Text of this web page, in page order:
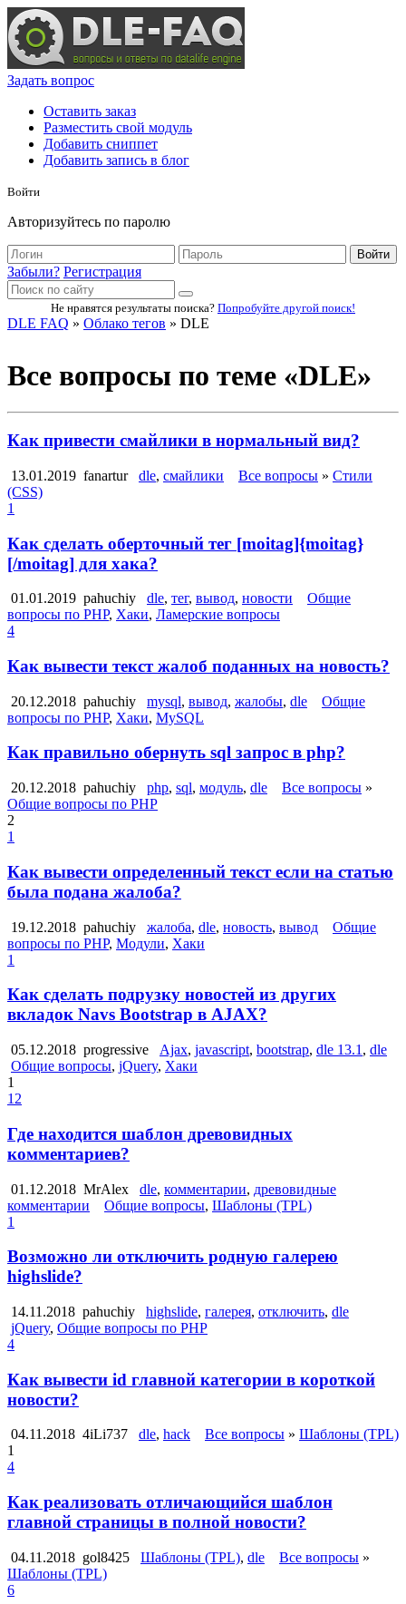
Задать вопрос
Оставить заказ
Разместить свой модуль
Добавить сниппет
Добавить запись в блог
Войти
Авторизуйтесь по паролю
Войти
Забыли? Регистрация
Не нравятся результаты поиска? Попробуйте другой поиск!
DLE FAQ » Облако тегов » DLE
Все вопросы по теме «DLE»
Как привести смайлики в нормальный вид?
13.01.2019 fanartur dle, смайлики Все вопросы » Стили
(CSS)
1
Как сделать оберточный тег [moitag]{moitag}
[/moitag] для хака?
01.01.2019 pahuchiy dle, тег, вывод, новости
Общие
вопросы по PHP, Хаки, Ламерские вопросы
4
Как вывести текст жалоб поданных на новость?
20.12.2018 pahuchiy mysql, вывод, жалобы, dle
Общие
вопросы по PHP, Хаки, MySQL
Как правильно обернуть sql запрос в php?
20.12.2018 pahuchiy php, sql, модуль, dle Все вопросы »
Общие вопросы по PHP
2
1
Как вывести определенный текст если на статью
была подана жалоба?
19.12.2018 pahuchiy жалоба, dle, новость, вывод
Общие
вопросы по PHP, Модули, Хаки
1
Как сделать подрузку новостей из других
вкладок Navs Bootstrap в AJAX?
05.12.2018 progressive Ajax, javascript, bootstrap, dle 13.1 , dle
Общие вопросы, jQuery, Хаки
1
12
Где находится шаблон древовидных
комментариев?
01.12.2018 MrAlex dle, комментарии, древовидные
комментарии
Общие вопросы, Шаблоны (TPL)
1
Возможно ли отключить родную галерею
highslide?
14.11.2018 pahuchiy highslide, галерея, отключить, dle
jQuery, Общие вопросы по PHP
4
Как вывести id главной категории в короткой
новости?
04.11.2018 4iLi737 dle, hack Все вопросы » Шаблоны (TPL)
1
4
Как реализовать отличающийся шаблон
главной страницы в полной новости?
04.11.2018 gol8425 Шаблоны (TPL), dle Все вопросы »
Шаблоны (TPL)
6